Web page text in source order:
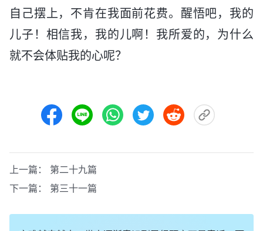
自己摆上，不肯在我面前花费。醒悟吧，我的
儿子！相信我，我的儿啊！我所爱的，为什么
就不会体贴我的心呢？
上一篇： 第二十九篇
下一篇： 第三十一篇